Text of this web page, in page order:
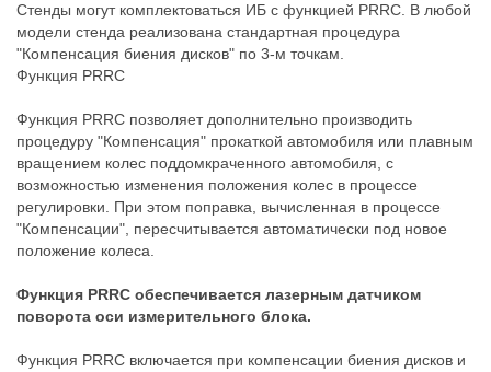
Стенды могут комплектоваться ИБ с функцией PRRC. В любой
модели стенда реализована стандартная процедура
"Компенсация биения дисков" по 3-м точкам.
Функция PRRC
Функция PRRC позволяет дополнительно производить
процедуру "Компенсация" прокаткой автомобиля или плавным
вращением колес поддомкраченного автомобиля, с
возможностью изменения положения колес в процессе
регулировки. При этом поправка, вычисленная в процессе
"Компенсации", пересчитывается автоматически под новое
положение колеса.
Функция PRRC обеспечивается лазерным датчиком
поворота оси измерительного блока.
Функция PRRC включается при компенсации биения дисков и